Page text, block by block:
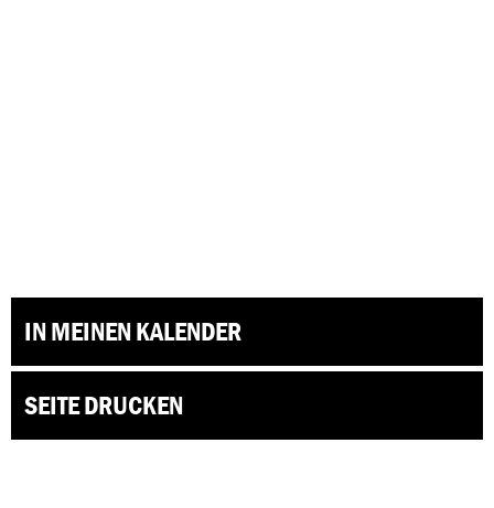
IN MEINEN KALENDER
SEITE DRUCKEN